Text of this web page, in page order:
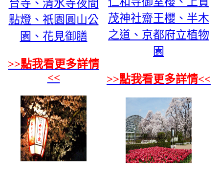
台寺、清水寺夜間
點燈、祇園圓山公
園、花見御膳
>>點我看更多詳情
<<
茂神社齋王櫻、半木
之道、京都府立植物
園
>>點我看更多詳情<<